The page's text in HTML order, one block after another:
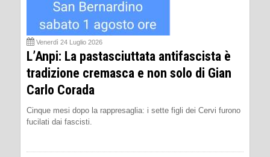
Venerdì 24 Luglio 2026
L’Anpi: La pastasciuttata antifascista è
tradizione cremasca e non solo di Gian
Carlo Corada
Cinque mesi dopo la rappresaglia: i sette figli dei Cervi furono
fucilati dai fascisti.